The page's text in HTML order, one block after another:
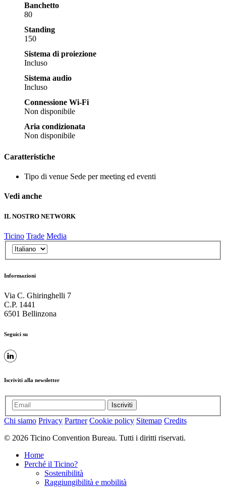
Banchetto
80
Standing
150
Sistema di proiezione
Incluso
Sistema audio
Incluso
Connessione Wi-Fi
Non disponibile
Aria condizionata
Non disponibile
Caratteristiche
Tipo di venue Sede per meeting ed eventi
Vedi anche
IL NOSTRO NETWORK
Ticino Trade Media
Informazioni
Via C. Ghiringhelli 7
C.P. 1441
6501 Bellinzona
Seguici su
Iscriviti alla newsletter
Iscriviti
Chi siamo Privacy Partner Cookie policy Sitemap Credits
© 2026 Ticino Convention Bureau. Tutti i diritti riservati.
Home
Perché il Ticino?
Sostenibilità
Raggiungibilità e mobilità